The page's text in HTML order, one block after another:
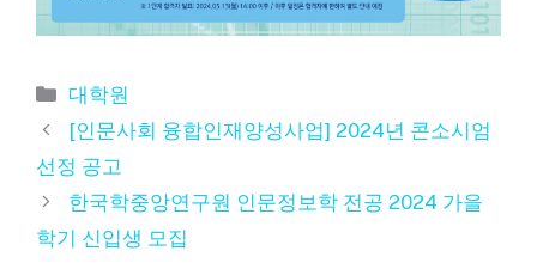
카
테
리
대학원
[인문사회 융합인재양성사업] 2024년 콘소시엄
선정 공고
한국학중앙연구원 인문정보학 전공 2024 가을
학기 신입생 모집